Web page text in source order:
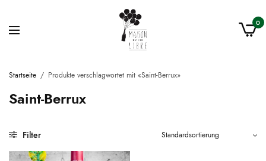
0
Startseite / Produkte verschlagwortet mit «Saint-Berrux»
Saint-Berrux
Filter